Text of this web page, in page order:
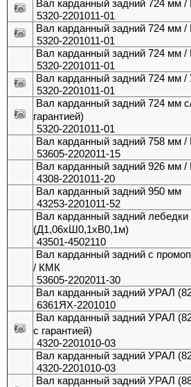
Вал карданный задний 724 мм /
5320-2201011-01
Вал карданный задний 724 мм /
5320-2201011-01
Вал карданный задний 724 мм
5320-2201011-01
Вал карданный задний 724 мм
5320-2201011-01
Вал карданный задний 724 мм
гарантией)
5320-2201011-01
Вал карданный задний 758 мм
53605-2202011-15
Вал карданный задний 926 мм
4308-2201011-20
Вал карданный задний 950 мм
43253-2201011-52
Вал карданный задний лебедки
(Д1,06хШ0,1хВ0,1м)
43501-4502110
Вал карданный задний с
/ КМК
53605-2202011-30
Вал карданный задний УРАЛ
6361ЯХ-2201010
Вал карданный задний УРАЛ
с гарантией)
4320-2201010-03
Вал карданный задний УРАЛ
4320-2201010-03
Вал карданный задний УРАЛ